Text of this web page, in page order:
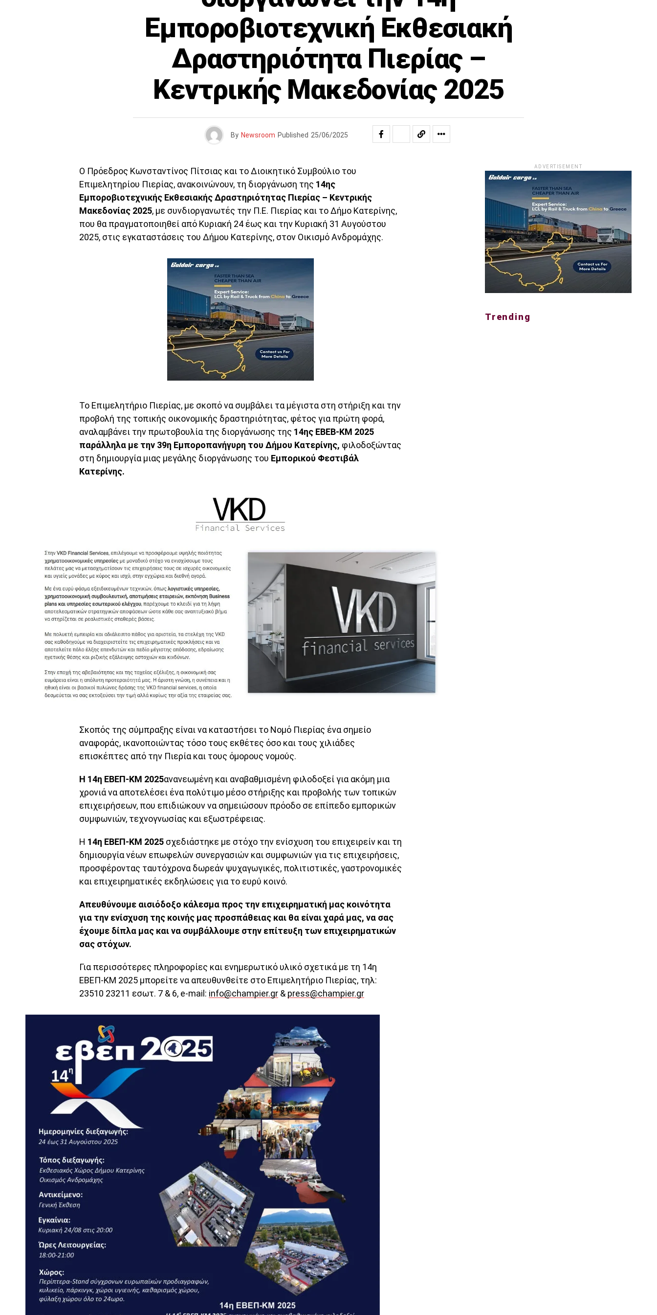
Εμποροβιοτεχνική Εκθεσιακή
Δραστηριότητα Πιερίας –
Κεντρικής Μακεδονίας 2025
By Newsroom Published 25/06/2025
Ο Πρόεδρος Κωνσταντίνος Πίτσιας και το Διοικητικό Συμβούλιο του
Επιμελητηρίου Πιερίας, ανακοινώνουν, τη διοργάνωση της 14ης
Εμποροβιοτεχνικής Εκθεσιακής Δραστηριότητας Πιερίας – Κεντρικής
Μακεδονίας 2025, με συνδιοργανωτές την Π.Ε. Πιερίας και το Δήμο Κατερίνης,
που θα πραγματοποιηθεί από Κυριακή 24 έως και την Κυριακή 31 Αυγούστου
2025, στις εγκαταστάσεις του Δήμου Κατερίνης, στον Οικισμό Ανδρομάχης.
Το Επιμελητήριο Πιερίας, με σκοπό να συμβάλει τα μέγιστα στη στήριξη και την
προβολή της τοπικής οικονομικής δραστηριότητας, φέτος για πρώτη φορά,
αναλαμβάνει την πρωτοβουλία της διοργάνωσης της 14ης ΕΒΕΒ-ΚΜ 2025
παράλληλα με την 39η Εμποροπανήγυρη του Δήμου Κατερίνης, φιλοδοξώντας
στη δημιουργία μιας μεγάλης διοργάνωσης του Εμπορικού Φεστιβάλ
Κατερίνης.
Σκοπός της σύμπραξης είναι να καταστήσει το Νομό Πιερίας ένα σημείο
αναφοράς, ικανοποιώντας τόσο τους εκθέτες όσο και τους χιλιάδες
επισκέπτες από την Πιερία και τους όμορους νομούς.
Η 14η ΕΒΕΠ-ΚΜ 2025ανανεωμένη και αναβαθμισμένη φιλοδοξεί για ακόμη μια
χρονιά να αποτελέσει ένα πολύτιμο μέσο στήριξης και προβολής των τοπικών
επιχειρήσεων, που επιδιώκουν να σημειώσουν πρόοδο σε επίπεδο εμπορικών
συμφωνιών, τεχνογνωσίας και εξωστρέφειας.
Η 14η ΕΒΕΠ-ΚΜ 2025 σχεδιάστηκε με στόχο την ενίσχυση του επιχειρείν και τη
δημιουργία νέων επωφελών συνεργασιών και συμφωνιών για τις επιχειρήσεις,
προσφέροντας ταυτόχρονα δωρεάν ψυχαγωγικές, πολιτιστικές, γαστρονομικές
και επιχειρηματικές εκδηλώσεις για το ευρύ κοινό.
Απευθύνουμε αισιόδοξο κάλεσμα προς την επιχειρηματική μας κοινότητα
για την ενίσχυση της κοινής μας προσπάθειας και θα είναι χαρά μας, να σας
έχουμε δίπλα μας και να συμβάλλουμε στην επίτευξη των επιχειρηματικών
σας στόχων.
Για περισσότερες πληροφορίες και ενημερωτικό υλικό σχετικά με τη 14η
ΕΒΕΠ-ΚΜ 2025 μπορείτε να απευθυνθείτε στο Επιμελητήριο Πιερίας, τηλ:
23510 23211 εσωτ. 7 & 6, e-mail: info@champier.gr & press@champier.gr
ADVERTISEMENT
Trending